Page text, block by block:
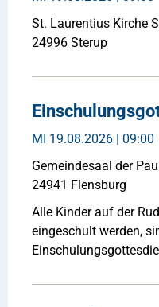
St. Laurentius Kirche
24996 Sterup
MI 19.08.2026 | 09:00
Gemeindesaal der
24941 Flensburg
Alle Kinder auf der
eingeschult werden,